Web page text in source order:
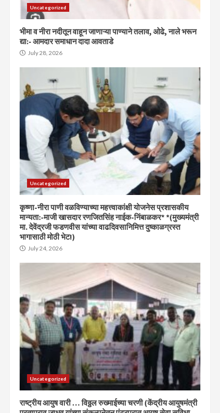
Uncategorized
भीमा व नीरा नदीतून वाहून जाणाऱ्या पाण्याने तलाव, ओढे, नाले भरून
द्या:- आमदार समाधान दादा आवताडे
July 28, 2026
Uncategorized
कृष्णा-नीरा पाणी वळविण्याच्या महत्त्वाकांक्षी योजनेस प्रशासकीय
मान्यता:-माजी खासदार रणजितसिंह नाईक-निंबाळकर* *(मुख्यमंत्री
मा. देवेंद्रजी फडणवीस यांच्या वाढदिवसानिमित्त दुष्काळग्रस्त
भागासाठी मोठी भेट!)
July 24, 2026
Uncategorized
राष्ट्रीय आयुष वारी … विठ्ठल रुख्माईच्या चरणी (केंद्रीय आयुषमंत्री